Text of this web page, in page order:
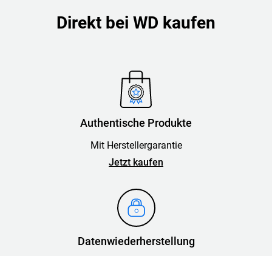
Direkt bei WD kaufen
Authentische Produkte
Mit Herstellergarantie
Jetzt kaufen
Datenwiederherstellung